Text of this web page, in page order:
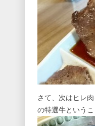
さて、次はヒレ
の特選牛というこ